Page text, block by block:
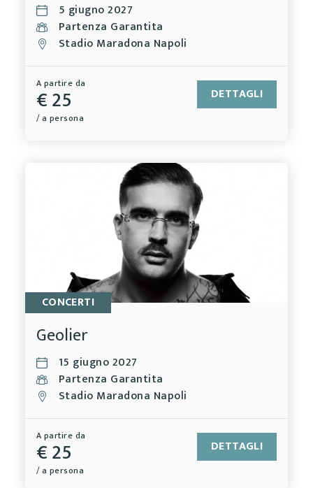
5 giugno 2027
Partenza Garantita
Stadio Maradona Napoli
A partire da
€ 25
/ a persona
DETTAGLI
CONCERTI
Geolier
15 giugno 2027
Partenza Garantita
Stadio Maradona Napoli
A partire da
€ 25
/ a persona
DETTAGLI